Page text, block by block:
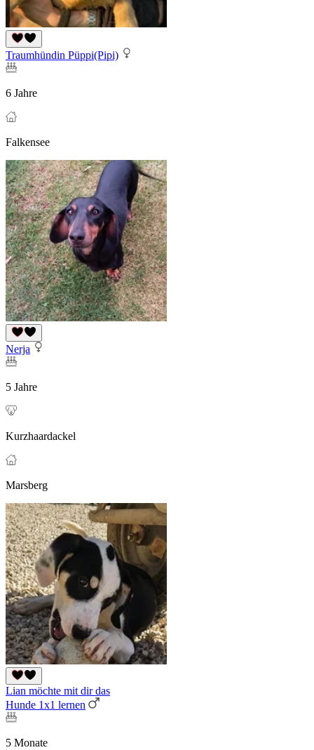
Traumhündin Püppi(Pipi)
6 Jahre
Falkensee
Nerja
5 Jahre
Kurzhaardackel
Marsberg
Lian möchte mit dir das
Hunde 1x1 lernen
5 Monate